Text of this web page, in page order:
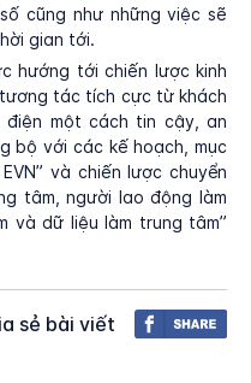
cũng như những việc sẽ
gian tới.
hướng tới chiến lược kinh
tác tích cực từ khách
một cách tin cậy, an
bộ với các kế hoạch, mục
và chiến lược chuyển
tâm, người lao động làm
và dữ liệu làm trung tâm”
sẻ bài viết